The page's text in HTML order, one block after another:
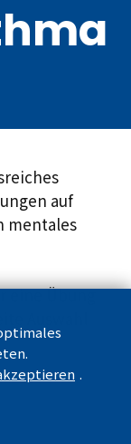
auf
mentales
eine Übung
Auswahl
.